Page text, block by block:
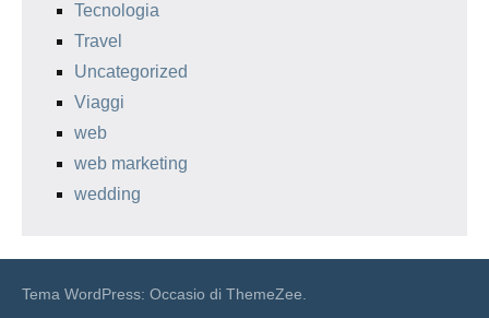
Tecnologia
Travel
Uncategorized
Viaggi
web
web marketing
wedding
Tema WordPress: Occasio di ThemeZee.